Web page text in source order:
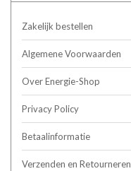
Zakelijk bestellen
Algemene Voorwaarden
Over Energie-Shop
Privacy Policy
Betaalinformatie
Verzenden en Retourneren